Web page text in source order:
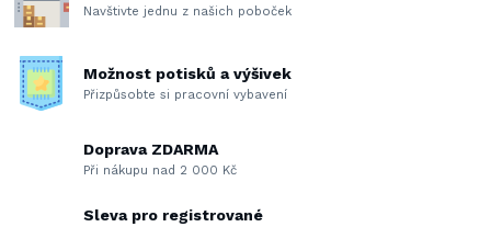
Navštivte jednu z našich poboček
Možnost potisků a výšivek
Přizpůsobte si pracovní vybavení
Doprava ZDARMA
Při nákupu nad 2 000 Kč
Sleva pro registrované